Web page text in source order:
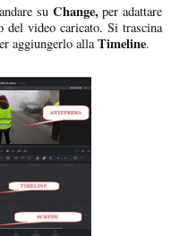
su Change,per adattare
del video caricato. Si trascina
aggiungerlo allaTimeline.